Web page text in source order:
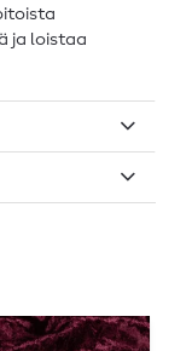
ja loistaa